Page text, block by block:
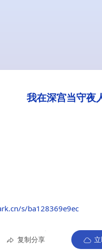
我在深宫当守夜
s/ba128369e9ec
复制分享